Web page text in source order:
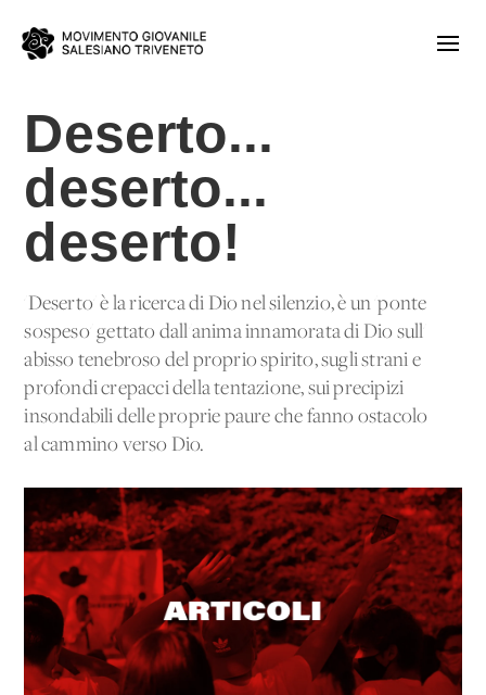
Deserto...
deserto...
deserto!
'Deserto' è la ricerca di Dio nel silenzio, è un 'ponte
sospeso' gettato dall'anima innamorata di Dio sull'
abisso tenebroso del proprio spirito, sugli strani e
profondi crepacci della tentazione, sui precipizi
insondabili delle proprie paure che fanno ostacolo
al cammino verso Dio.